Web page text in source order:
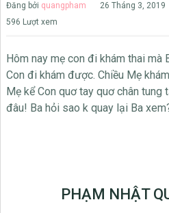
Đăng bởi quangpham 26 Tháng 3, 2019
596 Lượt xem
Hôm nay mẹ con đi khám thai
Con đi khám được. Chiều Mẹ
Mẹ kể Con quơ tay quơ chân tung
đâu! Ba hỏi sao k quay lại Ba
PHẠM NHẬT